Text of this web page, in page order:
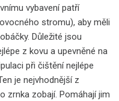
vybavení patří
stromu), aby měli
Důležité jsou
z kovu a upevněné na
při čištění nejlépe
je nejvhodnější z
zrnka zobají. Pomáhají jim